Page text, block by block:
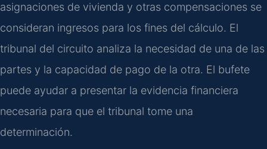
asignaciones de vivienda y otras compensaciones se
consideran ingresos para los fines del cálculo. El
tribunal del circuito analiza la necesidad de una de las
partes y la capacidad de pago de la otra. El bufete
puede ayudar a presentar la evidencia financiera
necesaria para que el tribunal tome una
determinación.